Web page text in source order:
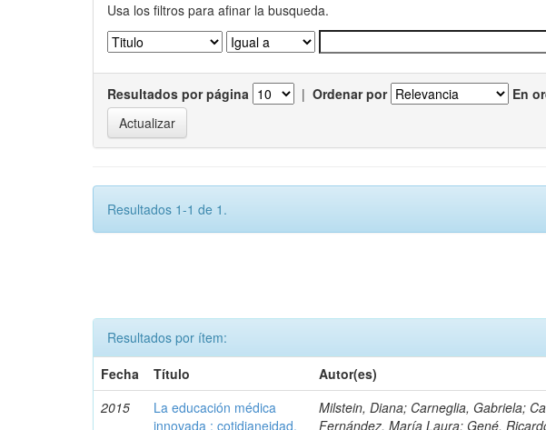
Usa los filtros para afinar la busqueda.
Resultados por página | Ordenar por En
Resultados 1-1 de 1.
Resultados por ítem:
Fecha
Título
Autor(es)
2015
La educación médica
innovada : cotidianeidad,
Milstein, Diana; Carneglia, Gabriela;
Fernández, María Laura; Gené,